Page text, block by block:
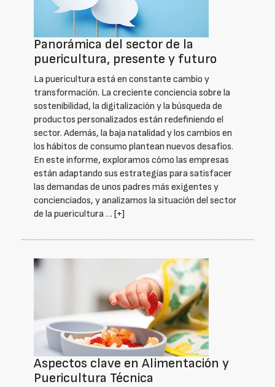
Panorámica del sector de la
puericultura, presente y futuro
La puericultura está en constante cambio y
transformación. La creciente conciencia sobre la
sostenibilidad, la digitalización y la búsqueda de
productos personalizados están redefiniendo el
sector. Además, la baja natalidad y los cambios en
los hábitos de consumo plantean nuevos desafíos.
En este informe, exploramos cómo las empresas
están adaptando sus estrategias para satisfacer
las demandas de unos padres más exigentes y
concienciados, y analizamos la situación del sector
de la puericultura … [+]
Aspectos clave en Alimentación y
Puericultura Técnica